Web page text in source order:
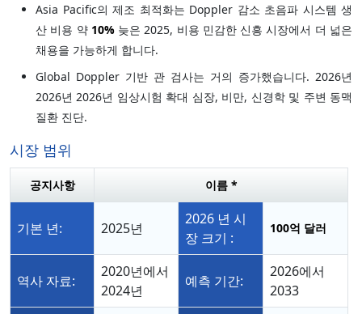
Asia Pacific의 제조 최적화는 Doppler 감소 초음파 시스템 생
산 비용 약 10%늦은 2025, 비용 민감한 신흥 시장에서 더 넓은
채용을 가능하게 합니다.
Global Doppler 기반 관 검사는 거의 증가했습니다. 2026년
2026년 2026년 임상시험 확대 심장, 비만, 신경학 및 주변 동맥
질환 진단.
시장 범위
공지사항 이름 *
기본 년: 2025년
2026 년 시
장 크기 :
100억 달러
역사 자료:
2020년에서
2024년
예측 기간:
2026에서
2033